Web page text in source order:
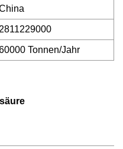
2811229000
Tonnen/Jahr